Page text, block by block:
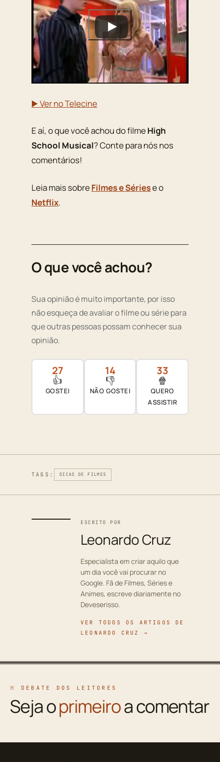
▶️ Ver no Telecine
E aí, o que você achou do filmeHigh
School Musical? Conte para nós nos
comentários!
Leia mais sobreFilmes e Sériese o
Netflix.
O que você achou?
Sua opinião é muito importante, por isso
não esqueça de avaliar o filme ou série para
que outras pessoas possam conhecer sua
opinião.
27
👍
GOSTEI
14
👎
NÃO GOSTEI
33
🍿
QUERO
ASSISTIR
TAGS: DICAS DE FILMES
ESCRITO POR
Leonardo Cruz
Especialista em criar aquilo que
um dia você vai procurar no
Google. Fã de Filmes, Séries e
Animes, escreve diariamente no
Deveserisso.
VER TODOS OS ARTIGOS DE
LEONARDO CRUZ →
※ DEBATE DOS LEITORES
Seja oprimeiroa comentar